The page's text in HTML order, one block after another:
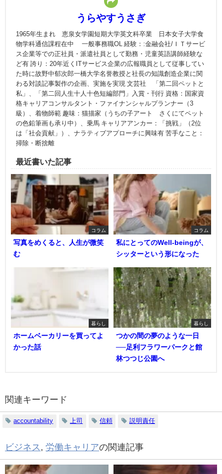
うらやすうさぎ
1965年生まれ 恵泉女学園短期大学英文科卒業 日本女子大学食
物学科通信課程在中 一般事務職OL 経験：:金融会社/ＩＴサービ
ス企業等での正社員・派遣社員として勤務・児童英語講師経験な
ど有 誇り：20年近くITサービス企業の広報職員として従事してい
た時に故野中郁次郎一橋大学名誉教授と社長の知識創造企業に関
わる対談記事製作の企画、実施を実現 文芸社 「第二回ペットと
私」、「第二回人生十人十色短編部門」入賞・刊行 資格：国家資
格キャリアコンサルタント・ファイナンシャルプランナー（3
級）、着物師範 趣味：猫描家（うちの子アート さくにてペット
の色鉛筆画も承り中）、乗馬 キャリアアンカー：「挑戦」（2位
は「社会貢献」）、ナラティブアプローチに興味有 苦手なこと：
掃除・断捨離
最近書いた記事
コラム
写真をめくると、人生が微笑
む
コラム
私にとってのWell-beingが、
シッターという形になった
暮らし
ホームベーカリーを買ってよ
かった話
暮らし
つかの間の夢のような一日
──足利フラワーパークと館
林つつじ公園へ
関連キーワード
accountability 上司 信頼 説明責任
ビジネス , 労働キャリアの関連記事